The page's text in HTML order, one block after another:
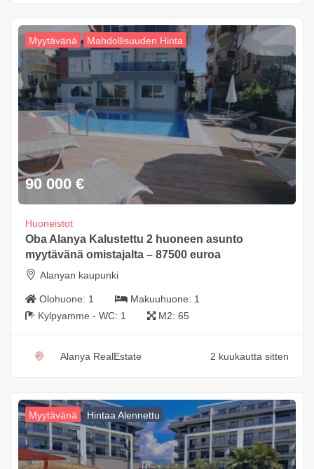
Myytävänä Mahdollisuuden Hinta
90 000 €
Huoneistot
Oba Alanya Kalustettu 2 huoneen asunto
myytävänä omistajalta – 87500 euroa
Alanyan kaupunki
Olohuone: 1 Makuuhuone: 1
Kylpyamme - WC: 1 M2: 65
Alanya RealEstate 2 kuukautta sitten
Myytävänä Hintaa Alennettu